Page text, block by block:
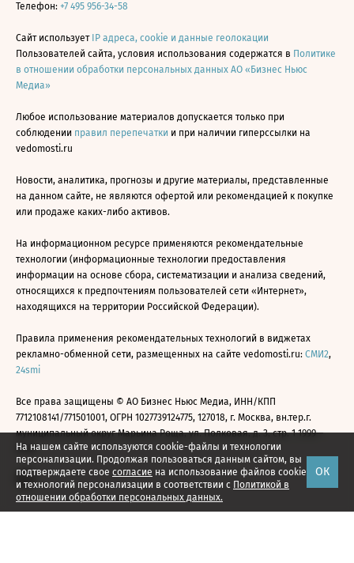
На нашем сайте используются cookie-файлы и технологии
персонализации. Продолжая пользоваться данным сайтом, вы
подтверждаете свое согласие на использование файлов cookie
и технологий персонализации в соответствии с Политикой в
отношении обработки персональных данных.
ОК
Телефон: +7 495 956-34-58
Сайт использует IP адреса, cookie и данные геолокации
Пользователей сайта, условия использования содержатся в Политике
в отношении обработки персональных данных АО «Бизнес Ньюс
Медиа»
Любое использование материалов допускается только при
соблюдении правил перепечатки и при наличии гиперссылки на
vedomosti.ru
Новости, аналитика, прогнозы и другие материалы, представленные
на данном сайте, не являются офертой или рекомендацией к покупке
или продаже каких-либо активов.
На информационном ресурсе применяются рекомендательные
технологии (информационные технологии предоставления
информации на основе сбора, систематизации и анализа сведений,
относящихся к предпочтениям пользователей сети «Интернет»,
находящихся на территории Российской Федерации).
Правила применения рекомендательных технологий в виджетах
рекламно-обменной сети, размещенных на сайте vedomosti.ru: СМИ2,
24smi
Все права защищены © АО Бизнес Ньюс Медиа, ИНН/КПП
7712108141/771501001, ОГРН 1027739124775, 127018, г. Москва, вн.тер.г.
муниципальный округ Марьина Роща, ул. Полковая, д. 3, стр. 1 1999—
2026